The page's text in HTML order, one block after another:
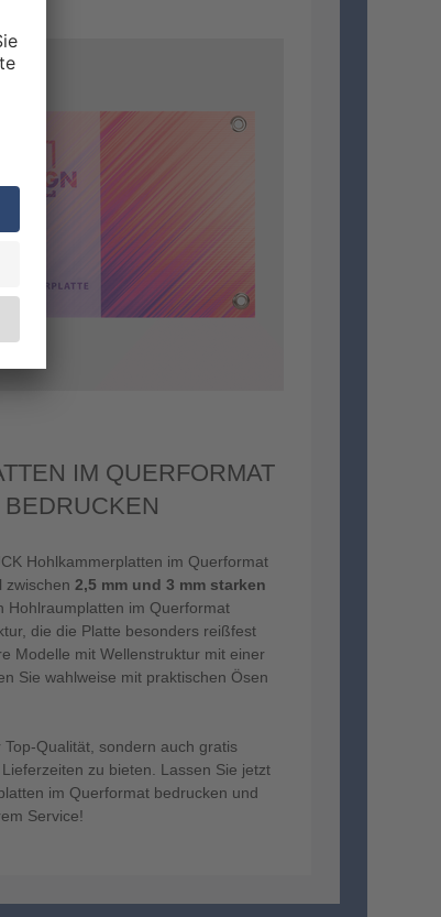
IM QUERFORMAT
Hohlkammerplatten im Querformat
zwischen 2,5 mm und 3 mm starken
Hohlraumplatten im Querformat
die die Platte besonders reißfest
Modelle mit Wellenstruktur mit einer
Sie wahlweise mit praktischen Ösen
Qualität, sondern auch gratis
zu bieten. Lassen Sie jetzt
im Querformat bedrucken und
Service!